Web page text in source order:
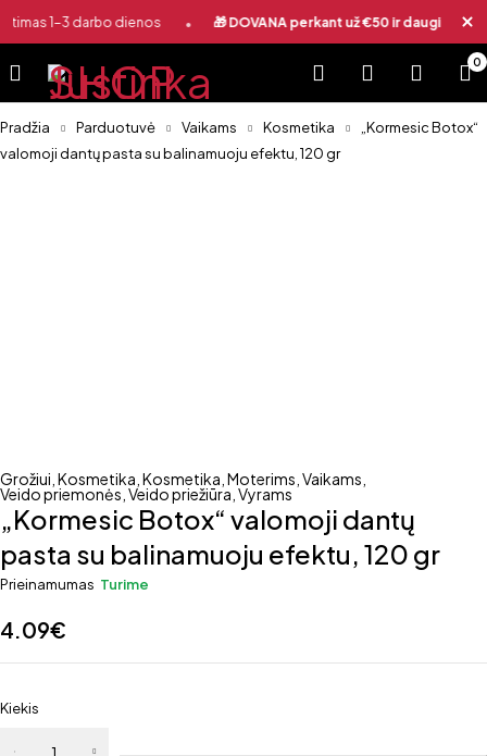
1-3 darbo dienos 🎁 DOVANA perkant už €50 ir daugiau •
0
Pradžia Parduotuvė Vaikams Kosmetika
„Kormesic Botox“
valomoji dantų pasta su balinamuoju efektu, 120 gr
Grožiui Kosmetika Kosmetika Moterims Vaikams
Veido priemonės Veido priežiūra Vyrams
„Kormesic Botox“ valomoji dantų
pasta su balinamuoju efektu, 120 gr
Prieinamumas Turime
4.09€
Kiekis